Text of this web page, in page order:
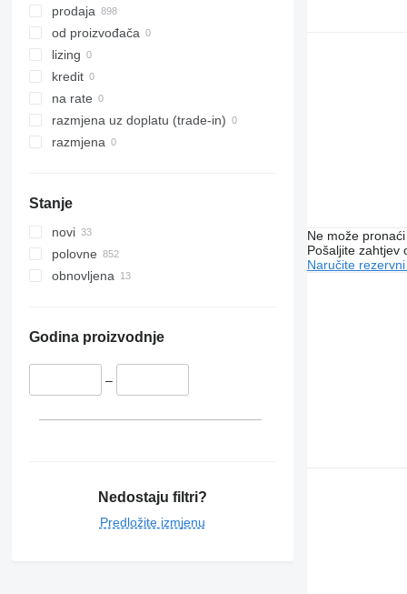
prodaja
od proizvođača
lizing
kredit
na rate
razmjena uz doplatu (trade-in)
razmjena
Stanje
novi
polovne
obnovljena
Godina proizvodnje
–
Nedostaju filtri?
Predložite izmjenu
Ne može
Pošaljite zahtjev
Naručite